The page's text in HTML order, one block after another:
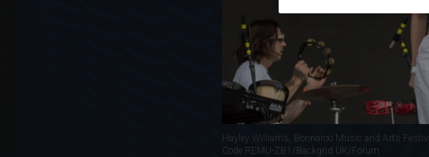
Hayley Williams, Bonnaroo Music and Arts
Code REMU-ZB1/Backgrid UK/Forum